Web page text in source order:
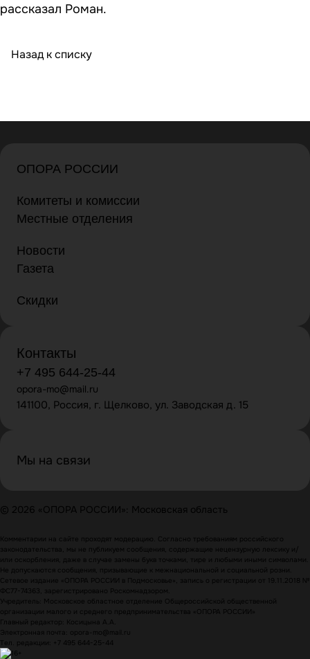
рассказал Роман.
Назад к списку
ОПОРА РОССИИ
Комитеты и комиссии
Местные отделения
Новости
Газета
Скидки
Контакты
+7 495 644-25-44
opora-mo@mail.ru
141100, Россия, г. Щелково, ул. Заводская д. 15
Мы на связи
© 2026 «ОПОРА РОССИИ»: Московская область
Комментарии на сайте проходят модерацию. Согласно требованиям российского
законодательства, мы не публикуем сообщения, содержащие нецензурную лексику и/
или оскорбления, даже в случае замены букв точками, тире и любыми иными символами.
Не допускаются сообщения, призывающие к межнациональной и социальной розни.
Сетевое издание «ОПОРА РОССИИ в Подмосковье», запись о регистрации от 19.11.2018 №
ФС77-74363, зарегистрировано Роскомнадзором.
Учредитель: Московское областное отделение Общероссийской общественной
организации малого и среднего предпринимательства «ОПОРА РОССИИ»
Главный редактор: Косицына А.А.
Электронная почта: opora-mo@mail.ru
Тел. редакции: +7 495 644-25-44